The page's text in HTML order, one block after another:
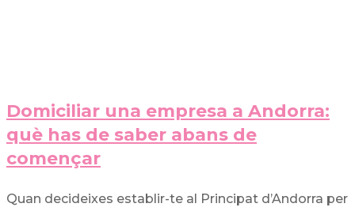
Domiciliar una empresa a Andorra:
què has de saber abans de
començar
Quan decideixes establir-te al Principat d’Andorra per